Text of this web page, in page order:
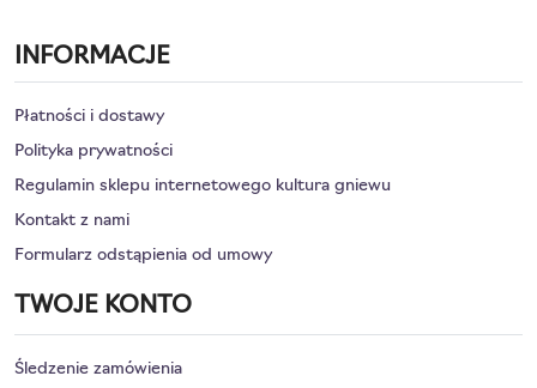
INFORMACJE
Płatności i dostawy
Polityka prywatności
Regulamin sklepu internetowego kultura gniewu
Kontakt z nami
Formularz odstąpienia od umowy
TWOJE KONTO
Śledzenie zamówienia